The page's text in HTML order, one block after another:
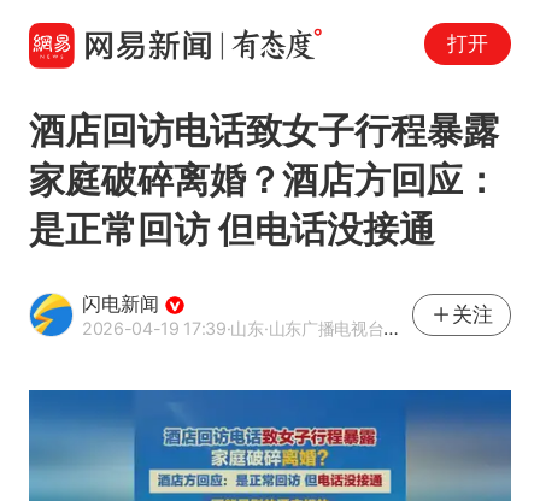
打开
酒店回访电话致女子行程暴露
家庭破碎离婚？酒店方回应：
是正常回访 但电话没接通
闪电新闻
2026-04-19 17:39·山东·山东广播电视台官方APP闪电新闻
关注